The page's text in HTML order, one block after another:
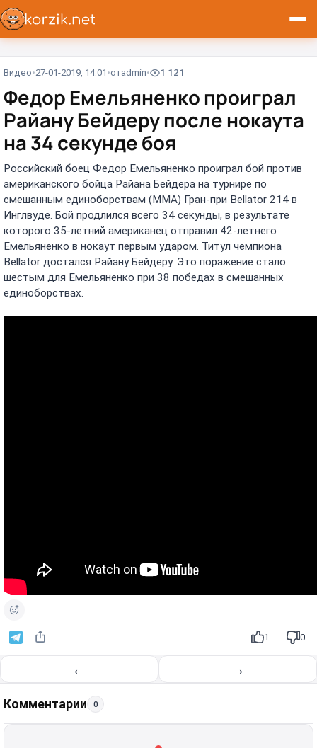
Видео 27-01-2019, 14:01 отadmin 1 121
Федор Емельяненко проиграл
Райану Бейдеру после нокаута
на 34 секунде боя
Российский боец Федор Емельяненко проиграл бой против
американского бойца Райана Бейдера на турнире по
смешанным единоборствам (ММА) Гран-при Bellator 214 в
Инглвуде. Бой продлился всего 34 секунды, в результате
которого 35-летний американец отправил 42-летнего
Емельяненко в нокаут первым ударом. Титул чемпиона
Bellator достался Райану Бейдеру. Это поражение стало
шестым для Емельяненко при 38 победах в смешанных
единоборствах.
1 0
← →
Комментарии 0